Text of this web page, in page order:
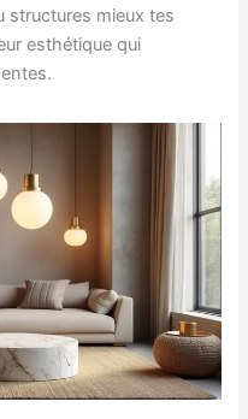
structures mieux tes
esthétique qui